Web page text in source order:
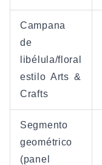
Campana
de
libélula/floral
estilo Arts &
Crafts
Segmento
geométrico
(panel